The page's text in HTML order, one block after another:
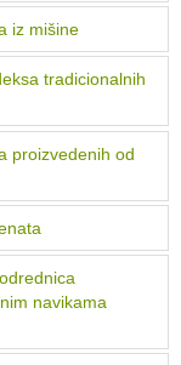
iz mišine
tradicionalnih
proizvedenih od
navikama